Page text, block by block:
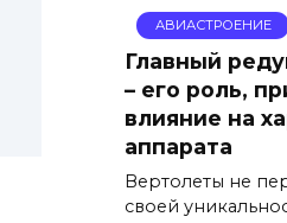
АВИАСТРОЕНИЕ
Главный
– его роль,
влияние на
аппарата
Вертолеты не
своей